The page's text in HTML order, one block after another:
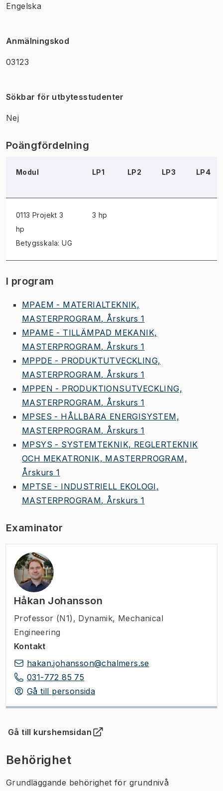
Engelska
Anmälningskod
03123
Sökbar för utbytesstudenter
Nej
Poängfördelning
Modul LP1 LP2 LP3 LP4
0113 Projekt 3
hp
Betygsskala: UG
3 hp
I program
MPAEM - MATERIALTEKNIK,
MASTERPROGRAM, Årskurs 1
MPAME - TILLÄMPAD MEKANIK,
MASTERPROGRAM, Årskurs 1
MPPDE - PRODUKTUTVECKLING,
MASTERPROGRAM, Årskurs 1
MPPEN - PRODUKTIONSUTVECKLING,
MASTERPROGRAM, Årskurs 1
MPSES - HÅLLBARA ENERGISYSTEM,
MASTERPROGRAM, Årskurs 1
MPSYS - SYSTEMTEKNIK, REGLERTEKNIK
OCH MEKATRONIK, MASTERPROGRAM,
Årskurs 1
MPTSE - INDUSTRIELL EKOLOGI,
MASTERPROGRAM, Årskurs 1
Examinator
Håkan Johansson
Professor (N1) , Dynamik, Mechanical
Engineering
Kontakt
hakan.johansson@chalmers.se
031-772 85 75
Gå till personsida
Gå till kurshemsidan
(Öppnas i ny flik)
Behörighet
Grundläggande behörighet för grundnivå